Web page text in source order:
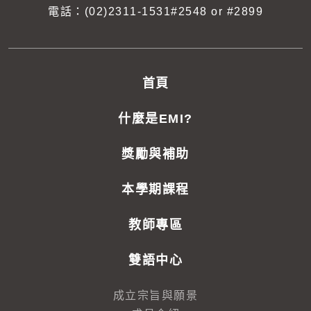
電話： (02)2311-1531#2548 or #2899
首頁
什麼是EMI?
獎勵與補助
本學期課程
教師專區
雙語中心
成立宗旨與願景